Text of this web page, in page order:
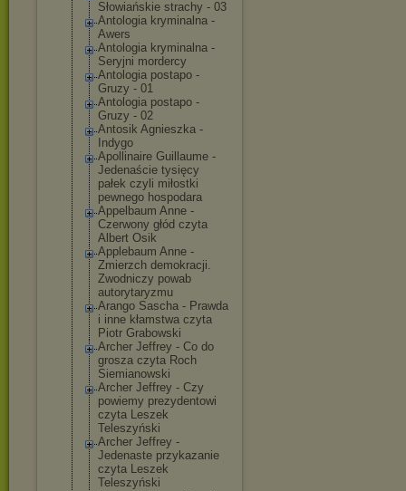
Słowiańskie strachy - 03
Antologia kryminalna -
Awers
Antologia kryminalna -
Seryjni mordercy
Antologia postapo -
Gruzy - 01
Antologia postapo -
Gruzy - 02
Antosik Agnieszka -
Indygo
Apollinaire Guillaume -
Jedenaście tysięcy
pałek czyli miłostki
pewnego hospodara
Appelbaum Anne -
Czerwony głód czyta
Albert Osik
Applebaum Anne -
Zmierzch demokracji.
Zwodniczy powab
autorytaryzmu
Arango Sascha - Prawda
i inne kłamstwa czyta
Piotr Grabowski
Archer Jeffrey - Co do
grosza czyta Roch
Siemianowski
Archer Jeffrey - Czy
powiemy prezydentowi
czyta Leszek
Teleszyński
Archer Jeffrey -
Jedenaste przykazanie
czyta Leszek
Teleszyński